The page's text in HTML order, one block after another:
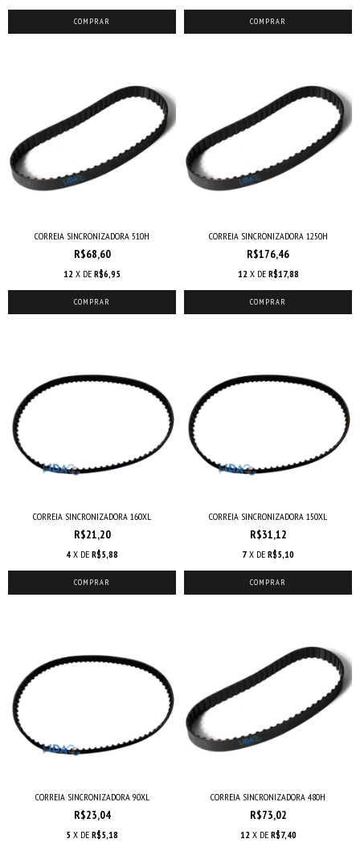
COMPRAR COMPRAR
CORREIA SINCRONIZADORA 510H
R$68,60
12 X DE R$6,95
COMPRAR
CORREIA SINCRONIZADORA 1250H
R$176,46
12 X DE R$17,88
COMPRAR
CORREIA SINCRONIZADORA 160XL
R$21,20
4 X DE R$5,88
COMPRAR
CORREIA SINCRONIZADORA 150XL
R$31,12
7 X DE R$5,10
COMPRAR
CORREIA SINCRONIZADORA 90XL
R$23,04
5 X DE R$5,18
CORREIA SINCRONIZADORA 480H
R$73,02
12 X DE R$7,40